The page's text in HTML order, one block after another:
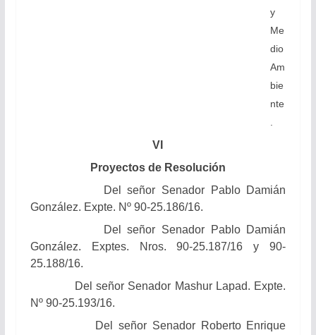
y
Me
dio
Am
bie
nte
VI
Proyectos de Resolución
Del señor Senador Pablo Damián
González. Expte. Nº 90-25.186/16.
Del señor Senador Pablo Damián
González.
Exptes. Nros. 90-25.187/16 y 90-
25.188/16.
Del señor Senador Mashur Lapad. Expte.
Nº 90-25.193/16.
Del señor Senador Roberto Enrique